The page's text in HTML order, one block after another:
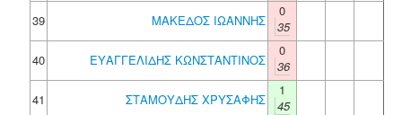
39
ΜΑΚΕΔΟΣ ΙΩΑΝΝΗΣ
0
35
40
ΕΥΑΓΓΕΛΙΔΗΣ ΚΩΝΣΤΑΝΤΙΝΟΣ
0
36
41
ΣΤΑΜΟΥΔΗΣ ΧΡΥΣΑΦΗΣ
1
45